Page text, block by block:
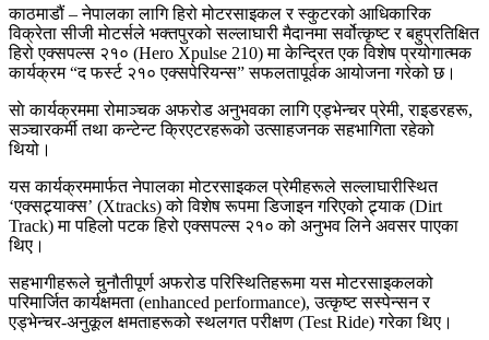
काठमाडौं – नेपालका लागि हिरो मोटरसाइकल र स्कुटरको आधिकारिक
विक्रेता सीजी माेटर्सले भक्तपुरको सल्लाघारी मैदानमा सर्वोत्कृष्ट र बहुप्रतिक्षित
हिरो एक्सपल्स २१० (Hero Xpulse 210) मा केन्द्रित एक विशेष प्रयोगात्मक
कार्यक्रम “द फर्स्ट २१० एक्सपेरियन्स” सफलतापूर्वक आयोजना गरेको छ।
साे कार्यक्रममा रोमाञ्चक अफरोड अनुभवका लागि एड्भेन्चर प्रेमी, राइडरहरू,
सञ्चारकर्मी तथा कन्टेन्ट क्रिएटरहरूको उत्साहजनक सहभागिता रहेको
थियो।
यस कार्यक्रममार्फत नेपालका मोटरसाइकल प्रेमीहरूले सल्लाघारीस्थित
‘एक्सट्र्याक्स’ (Xtracks) को विशेष रूपमा डिजाइन गरिएको ट्र्याक (Dirt
Track) मा पहिलो पटक हिरो एक्सपल्स २१० को अनुभव लिने अवसर पाएका
थिए।
सहभागीहरूले चुनौतीपूर्ण अफरोड परिस्थितिहरूमा यस मोटरसाइकलको
परिमार्जित कार्यक्षमता (enhanced performance), उत्कृष्ट सस्पेन्सन र
एड्भेन्चर-अनुकूल क्षमताहरूको स्थलगत परीक्षण (Test Ride) गरेका थिए।